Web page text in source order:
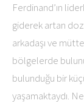
Ferdinand’ın
giderek artan
arkadaşı ve
bölgelerde
bulunduğu bir
yaşamaktaydı.